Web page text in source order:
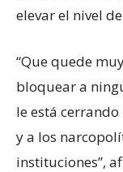
elevar el nivel
“Que quede
bloquear a
le está
y a los
instituciones”,